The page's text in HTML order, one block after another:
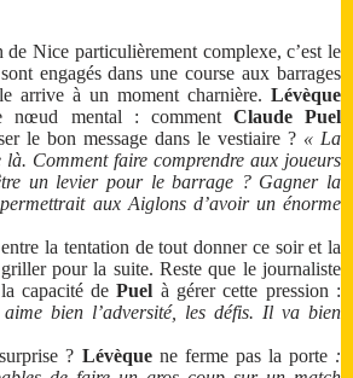
Nice particulièrement complexe, c’est le
engagés dans une course aux barrages
arrive à un moment charnière. Lévèque
nœud mental : comment Claude Puel
le bon message dans le vestiaire ? « La
là. Comment faire comprendre aux joueurs
un levier pour le barrage ? Gagner la
aux Aiglons d’avoir un énorme
la tentation de tout donner ce soir et la
pour la suite. Reste que le journaliste
capacité dePuel à gérer cette pression :
bien l’adversité, les défis. Il va bien
? Lévèquene ferme pas la porte :